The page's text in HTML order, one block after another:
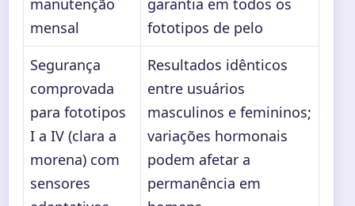
manutenção
mensal
garantia em todos os
fototipos de pelo
Segurança
comprovada
para fototipos
I a IV (clara a
morena) com
sensores
Resultados idênticos
entre usuários
masculinos e femininos;
variações hormonais
podem afetar a
permanência em